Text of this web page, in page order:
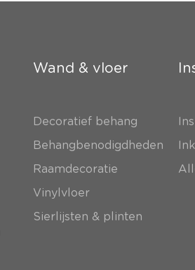
Wand & vloer
Decoratief behang
Behangbenodigdheden
Raamdecoratie
Vinylvloer
Sierlijsten & plinten